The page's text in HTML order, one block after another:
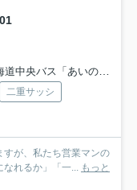
いの里教育大駅」 停歩5分
二重サッシ
が、私たち営業マンの
なれるか」「一... もっと